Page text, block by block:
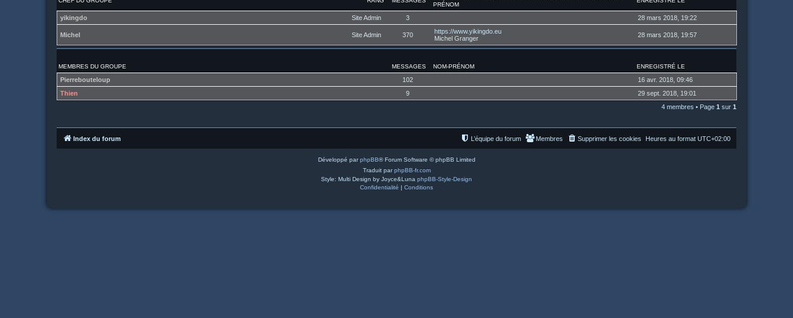
PRÉNOM
Site Admin
yikingdo 3 28 mars 2018, 19:22
Site Admin
Michel 370
https://www.yikingdo.eu
Michel Granger
28 mars 2018, 19:57
MEMBRES DU GROUPE MESSAGES NOM-PRÉNOM ENREGISTRÉ LE
Pierrebouteloup 102
16 avr. 2018, 09:46
Thien
9
29 sept. 2018, 19:01
4 membres • Page 1 sur 1
Index du forum Heures au format UTC+02:00
Supprimer les cookies
Membres
L’équipe du forum
Développé parphpBB® Forum Software © phpBB Limited
Traduit parphpBB-fr.com
Style: Multi Design by Joyce&Luna phpBB-Style-Design
Confidentialité | Conditions